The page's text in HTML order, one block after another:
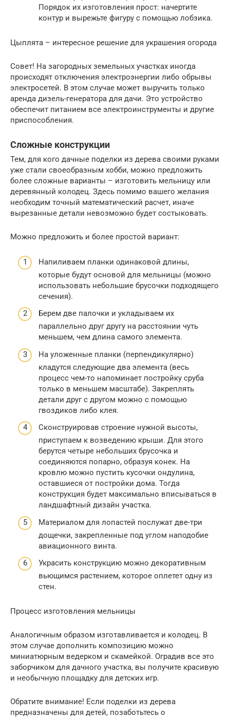
Порядок их изготовления прост: начертите
контур и вырежьте фигуру с помощью лобзика.
Цыплята – интересное решение для украшения огорода
Совет! На загородных земельных участках иногда
происходят отключения электроэнергии либо обрывы
электросетей. В этом случае может выручить только
аренда дизель-генератора для дачи. Это устройство
обеспечит питанием все электроинструменты и другие
приспособления.
Сложные конструкции
Тем, для кого дачные поделки из дерева своими руками
уже стали своеобразным хобби, можно предложить
более сложные варианты – изготовить мельницу или
деревянный колодец. Здесь помимо вашего желания
необходим точный математический расчет, иначе
вырезанные детали невозможно будет состыковать.
Можно предложить и более простой вариант:
Напиливаем планки одинаковой длины,
которые будут основой для мельницы (можно
использовать небольшие брусочки подходящего
сечения).
Берем две палочки и укладываем их
параллельно друг другу на расстоянии чуть
меньшем, чем длина самого элемента.
На уложенные планки (перпендикулярно)
кладутся следующие два элемента (весь
процесс чем-то напоминает постройку сруба
только в меньшем масштабе). Закреплять
детали друг с другом можно с помощью
гвоздиков либо клея.
Сконструировав строение нужной высоты,
приступаем к возведению крыши. Для этого
берутся четыре небольших брусочка и
соединяются попарно, образуя конек. На
кровлю можно пустить кусочки ондулина,
оставшиеся от постройки дома. Тогда
конструкция будет максимально вписываться в
ландшафтный дизайн участка.
Материалом для лопастей послужат две-три
дощечки, закрепленные под углом наподобие
авиационного винта.
Украсить конструкцию можно декоративным
вьющимся растением, которое оплетет одну из
стен.
Процесс изготовления мельницы
Аналогичным образом изготавливается и колодец. В
этом случае дополнить композицию можно
миниатюрным ведерком и скамейкой. Оградив все это
заборчиком для дачного участка, вы получите красивую
и необычную площадку для детских игр.
Обратите внимание! Если поделки из дерева
предназначены для детей, позаботьтесь о